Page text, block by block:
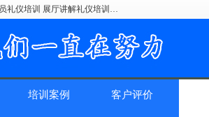
礼仪培训 展厅讲解礼仪培训…
培训案例 客户评价